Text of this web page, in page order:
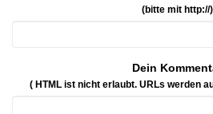
(bitte mit http://)
Dein
( HTML ist nicht erlaubt. URLs werden